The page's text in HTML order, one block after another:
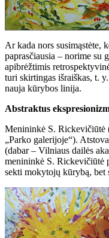
Ar kada nors susimąstėte,
paprasčiausia – norime
apibrėžtimis
turi skirtingas išraiškas, t.
nauja kūrybos linija.
Abstraktus
Menininkė S. Rickevičiūtė
„Parko galerijoje“).
(dabar – Vilniaus dailės
menininkė S. Rickevičiūtė
sekti mokytojų kūrybą, bet